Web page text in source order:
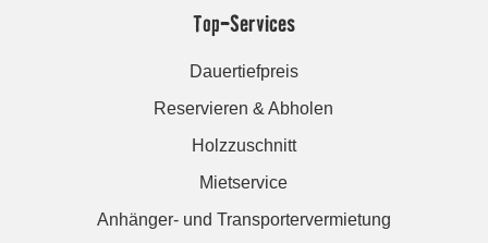
Top-Services
Dauertiefpreis
Reservieren & Abholen
Holzzuschnitt
Mietservice
Anhänger- und Transportervermietung